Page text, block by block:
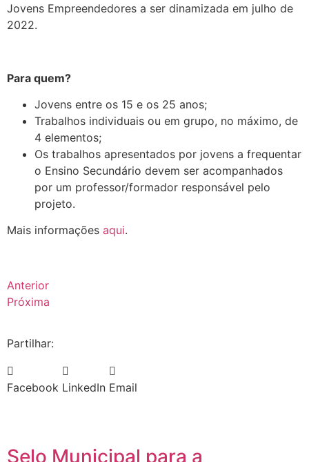
Jovens Empreendedores a ser dinamizada em julho de
2022.
Para quem?
Jovens entre os 15 e os 25 anos;
Trabalhos individuais ou em grupo, no máximo, de
4 elementos;
Os trabalhos apresentados por jovens a frequentar
o Ensino Secundário devem ser acompanhados
por um professor/formador responsável pelo
projeto.
Mais informações aqui.
Anterior
Próxima
Partilhar:
Facebook LinkedIn Email
Selo Municipal para a